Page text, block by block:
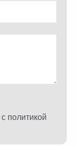
с политикой